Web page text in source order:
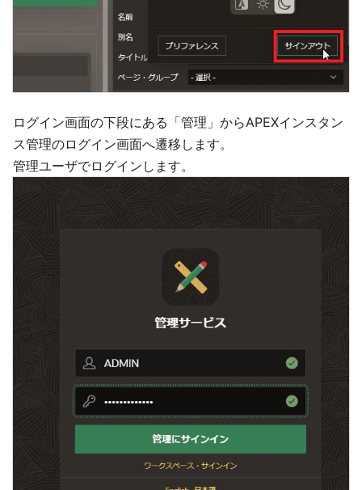
ログイン画面の下段にある「管理」からAPEXインスタン
ス管理のログイン画面へ遷移します。
管理ユーザでログインします。